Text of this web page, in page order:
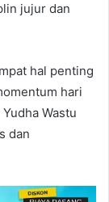
jujur dan
hal penting
hari
Wastu
dan